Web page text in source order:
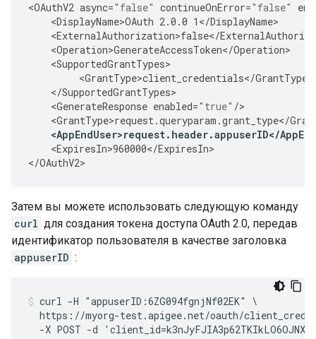
<OAuthV2 async="false" continueOnError="false"
<DisplayName>OAuth 2.0.0 1 </DisplayName
<ExternalAuthorization>false</
<Operation>GenerateAccessToken</Operation
<SupportedGrantTypes
<GrantType>client_credentials</GrantType
</SupportedGrantTypes
<GenerateResponse enabled="true" /
<GrantType>request.queryparam .grant_type</
<AppEndUser>request. header.appuserID</
<ExpiresIn>960000</ExpiresIn>
</OAuthV2>
Затем вы можете использовать следующую команду
curl для создания токена доступа OAuth 2.0, передав
идентификатор пользователя в качестве заголовка
appuserID :
curl -H "appuserID:6ZG094fgnjNf02EK" \
https://myorg-test.apigee.net/oauth/
-X POST -d